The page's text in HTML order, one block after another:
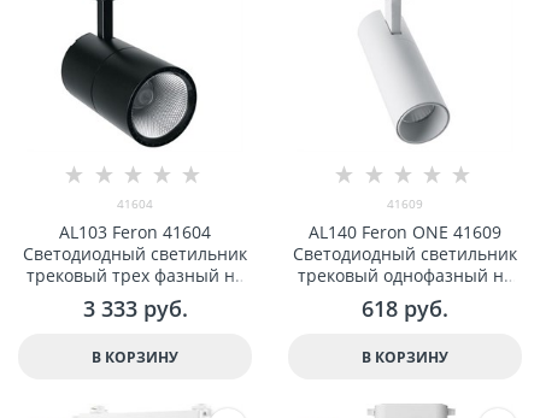
41604
AL103 Feron 41604
Светодиодный светильник
трековый трех фазный на
шинопровод 40W 4000K, 35
градусов, черный
3 333 руб.
В КОРЗИНУ
41609
AL140 Feron ONE 41609
Светодиодный светильник
трековый однофазный на
шинопровод 14W 4000K, 35
градусов, белый
618 руб.
В КОРЗИНУ